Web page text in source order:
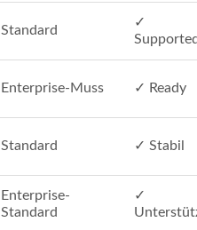
Standard
✓
Supported
Enterprise-Muss ✓ Ready
Standard ✓ Stabil
Enterprise-
Standard
✓